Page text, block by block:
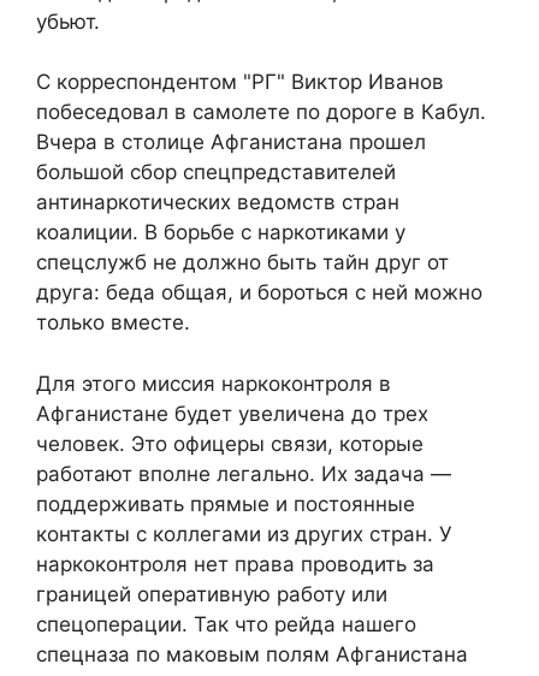
убьют.
С корреспондентом "РГ" Виктор Иванов
побеседовал в самолете по дороге в Кабул.
Вчера в столице Афганистана прошел
большой сбор спецпредставителей
антинаркотических ведомств стран
коалиции. В борьбе с наркотиками у
спецслужб не должно быть тайн друг от
друга: беда общая, и бороться с ней можно
только вместе.
Для этого миссия наркоконтроля в
Афганистане будет увеличена до трех
человек. Это офицеры связи, которые
работают вполне легально. Их задача —
поддерживать прямые и постоянные
контакты с коллегами из других стран. У
наркоконтроля нет права проводить за
границей оперативную работу или
спецоперации. Так что рейда нашего
спецназа по маковым полям Афганистана